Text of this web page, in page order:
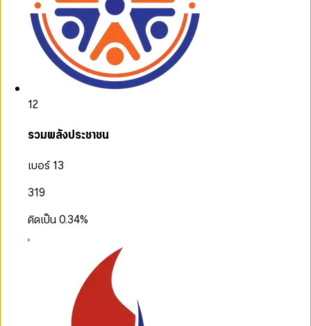
12
รวมพลังประชาชน
เบอร์ 13
319
คิดเป็น0.34%